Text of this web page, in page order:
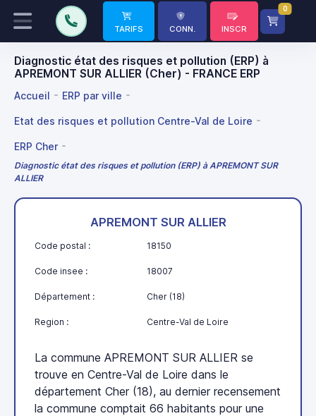
TARIFS CONN. INSCR
0
Diagnostic état des risques et pollution (ERP) à
APREMONT SUR ALLIER (Cher) - FRANCE ERP
Accueil ERP par ville
Etat des risques et pollution Centre-Val de Loire
ERP Cher
Diagnostic état des risques et pollution (ERP) à APREMONT SUR
ALLIER
APREMONT SUR ALLIER
Code postal : 18150
Code insee : 18007
Département : Cher (18)
Region : Centre-Val de Loire
La commune APREMONT SUR ALLIER se
trouve en Centre-Val de Loire dans le
département Cher (18), au dernier recensement
la commune comptait 66 habitants pour une